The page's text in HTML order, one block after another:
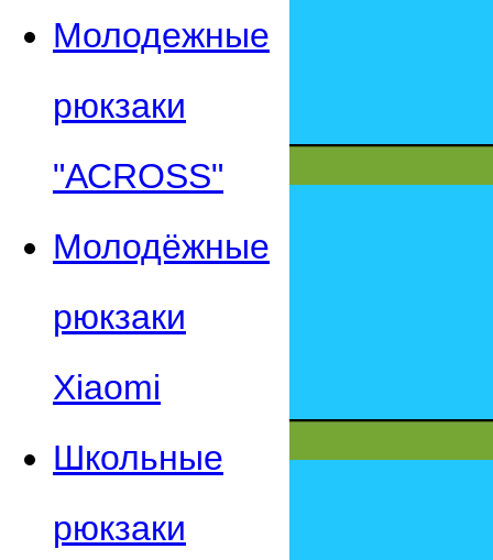
Молодежные
рюкзаки
"АСROSS"
Молодёжные
рюкзаки
Xiaomi
Школьные
рюкзаки